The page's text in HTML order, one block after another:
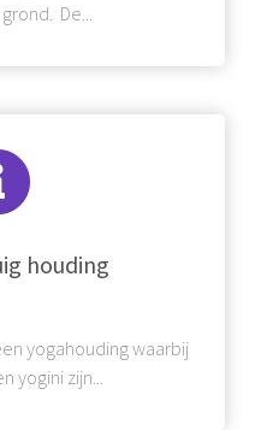
De...
houding
yogahouding waarbij
yogini zijn...